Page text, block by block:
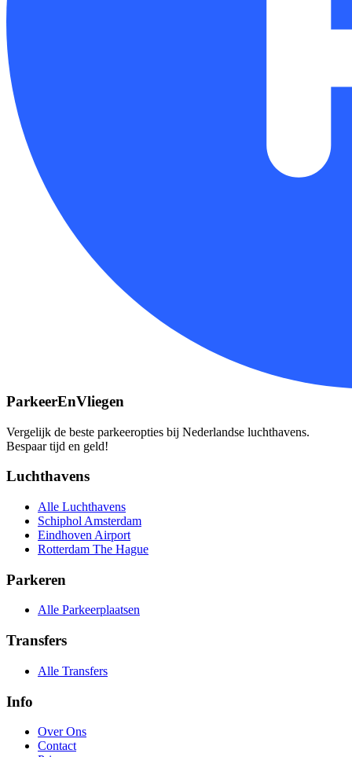
ParkeerEnVliegen
Vergelijk de beste parkeeropties bij Nederlandse luchthavens.
Bespaar tijd en geld!
Luchthavens
Alle Luchthavens
Schiphol Amsterdam
Eindhoven Airport
Rotterdam The Hague
Parkeren
Alle Parkeerplaatsen
Transfers
Alle Transfers
Info
Over Ons
Contact